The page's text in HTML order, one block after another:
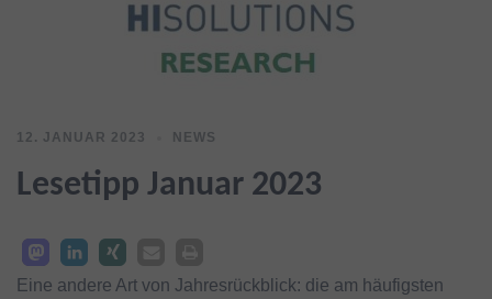
12. JANUAR 2023 NEWS
Lesetipp Januar 2023
Eine andere Art von Jahresrückblick: die am häufigsten